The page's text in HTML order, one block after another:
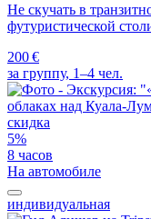
Не скучать в
футуристической
200 €
за группу, 1–4 чел.
скидка
5%
8 часов
На автомобиле
индивидуальная